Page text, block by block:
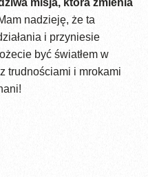
misja, która zmienia
nadzieję, że ta
i przyniesie
być światłem w
trudnościami i mrokami